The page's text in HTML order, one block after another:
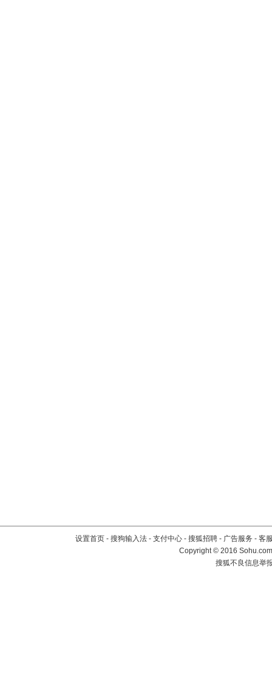
设置首页 - 搜狗输入法 - 支付中心 - 搜狐招聘 - 广告服务 - 客
Copyright©2016
搜狐不良信息举